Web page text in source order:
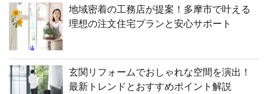
地域密着の工務店が提案！多摩市で叶える
理想の注文住宅プランと安心サポート
玄関リフォームでおしゃれな空間を演出！
最新トレンドとおすすめポイント解説